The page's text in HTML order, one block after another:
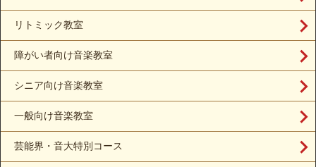
リトミック教室
障がい者向け音楽教室
シニア向け音楽教室
一般向け音楽教室
芸能界・音大特別コース